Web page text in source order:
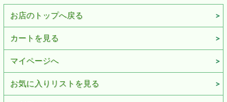
お店のトップへ戻る
カートを見る
マイページへ
お気に入りリストを見る